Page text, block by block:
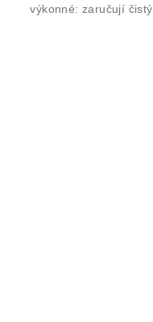
výkonné: zaručují